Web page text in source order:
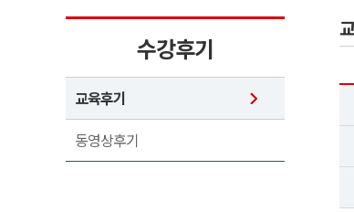
수강후기
교육후기
동영상후기